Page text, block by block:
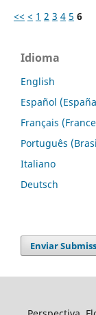
<< < 1 2 3 4 5 6
Idioma
English
Español
Français
Português
Italiano
Deutsch
Enviar